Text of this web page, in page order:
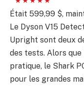
Était 599,99 $,
Le Dyson V15
Upright sont deux
des tests. Alors
pratique, le Shark
pour les grandes